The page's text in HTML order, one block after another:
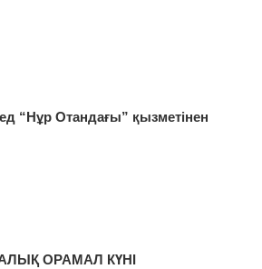
“Нұр Отандағы” қызметінен
ОРАМАЛ КҮНІ